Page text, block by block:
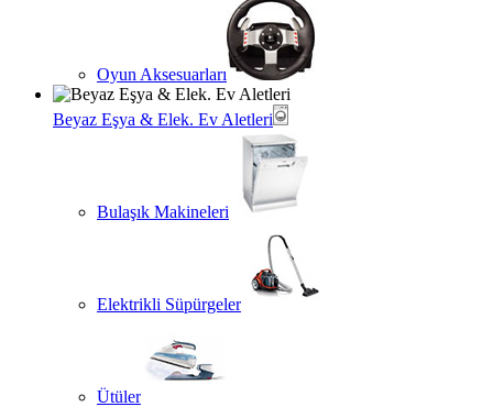
Oyun Aksesuarları
Beyaz Eşya & Elek. Ev Aletleri
Bulaşık Makineleri
Elektrikli Süpürgeler
Ütüler